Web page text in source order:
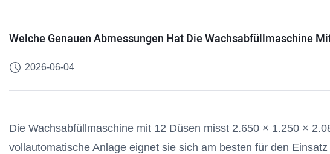
Welche Genauen Abmessungen Hat Die Wachsabfüllmaschine
2026-06-04
Die Wachsabfüllmaschine mit 12 Düsen misst 2.650 × 1.250 ×
vollautomatische Anlage eignet sie sich am besten für den